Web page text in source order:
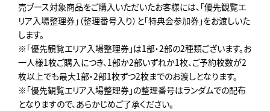
売ブース対象商品をご購入いただいたお客様には、「優先観覧エ
リア入場整理券」（整理番号入り）と「特典会参加券」をお渡しいた
します。
※「優先観覧エリア入場整理券」は1部・2部の2種類ございます。お
一人様1枚ご購入につき、1部か2部いずれか1枚、ご予約枚数が2
枚以上でも最大1部・2部1枚ずつ2枚までのお渡しとなります。
※「優先観覧エリア入場整理券」の整理番号はランダムでの配布
となりますので、あらかじめご了承ください。